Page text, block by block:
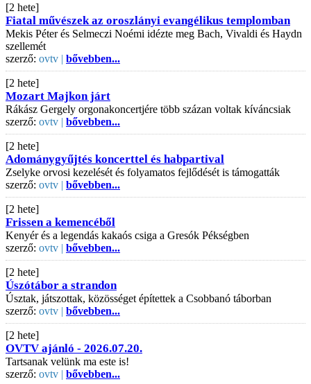
[2 hete]
Fiatal művészek az oroszlányi evangélikus templomban
Mekis Péter és Selmeczi Noémi idézte meg Bach, Vivaldi és Haydn
szellemét
szerző: ovtv | bővebben...
[2 hete]
Mozart Majkon járt
Rákász Gergely orgonakoncertjére több százan voltak kíváncsiak
szerző: ovtv | bővebben...
[2 hete]
Adománygyűjtés koncerttel és habpartival
Zselyke orvosi kezelését és folyamatos fejlődését is támogatták
szerző: ovtv | bővebben...
[2 hete]
Frissen a kemencéből
Kenyér és a legendás kakaós csiga a Gresók Pékségben
szerző: ovtv | bővebben...
[2 hete]
Úszótábor a strandon
Úsztak, játszottak, közösséget építettek a Csobbanó táborban
szerző: ovtv | bővebben...
[2 hete]
OVTV ajánló - 2026.07.20.
Tartsanak velünk ma este is!
szerző: ovtv | bővebben...